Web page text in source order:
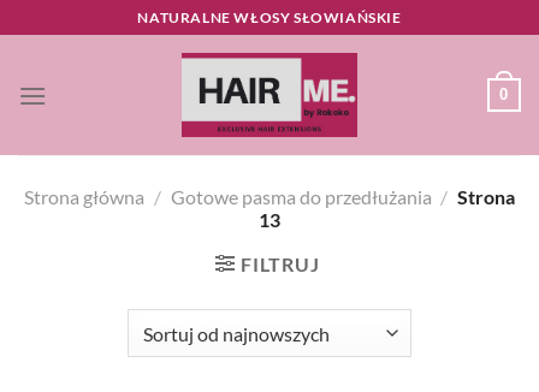
NATURALNE WŁOSY SŁOWIAŃSKIE
0
Strona główna / Gotowe pasma do przedłużania / Strona
13
FILTRUJ